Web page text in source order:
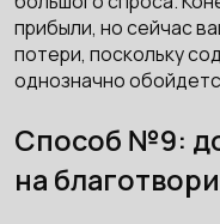
прибыли, но сейчас
потери, поскольку
однозначно
Способ №9:
на